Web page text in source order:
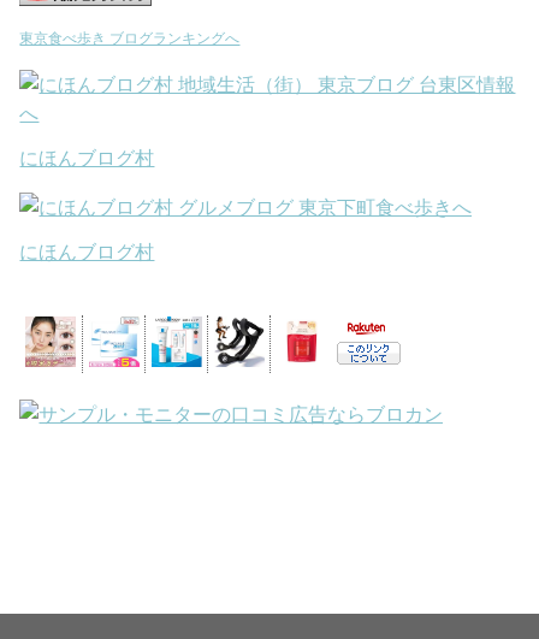
東京食べ歩き ブログランキングへ
にほんブログ村
にほんブログ村